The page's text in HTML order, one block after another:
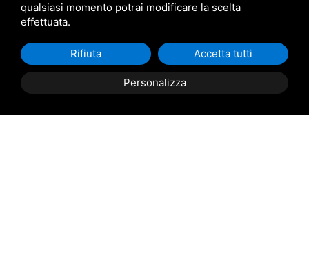
qualsiasi momento potrai modificare la scelta
effettuata.
Personalizza
Rifiuta Accetta tutti
Acconsento al trattamento dei dati personali
Invia Richiesta